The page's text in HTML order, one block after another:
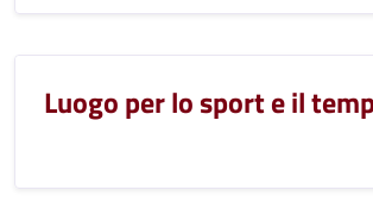
Luogo per lo sport e il